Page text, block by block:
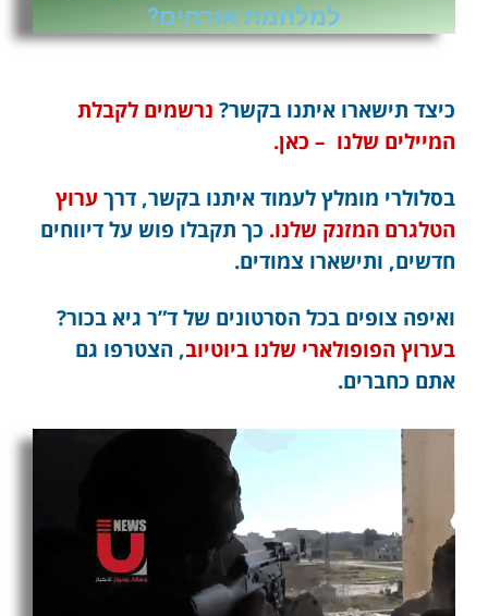
למלחמת אזרחים?
כיצד תישארו איתנו בקשר? נרשמים לקבלת
המיילים שלנו – כאן.
בסלולרי מומלץ לעמוד איתנו בקשר, דרך ערוץ
הטלגרם המזנק שלנו. כך תקבלו פוש על דיווחים
חדשים, ותישארו צמודים.
ואיפה צופים בכל הסרטונים של ד”ר גיא בכור?
בערוץ הפופולארי שלנו ביוטיוב, הצטרפו גם
אתם כחברים.